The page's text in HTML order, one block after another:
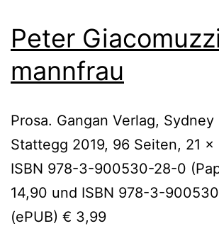
Peter
mannfrau
Prosa. Gangan Verlag, Sydney
Stattegg 2019, 96 Seiten, 21 x
ISBN 978-3-900530-28-0
14,90 und ISBN 978-3-
(ePUB) € 3,99